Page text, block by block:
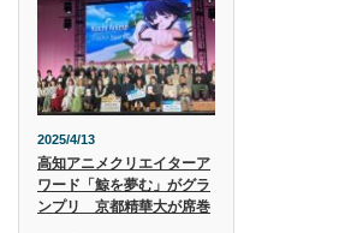
2025/4/13
高知アニメクリエイターア
ワード「鯨を夢む」がグラ
ンプリ 京都精華大が席巻